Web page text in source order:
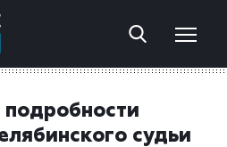
судьи